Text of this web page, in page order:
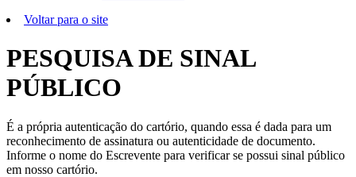
Voltar para o site
PESQUISA DE SINAL
PÚBLICO
É a própria autenticação do cartório, quando essa é dada para um
reconhecimento de assinatura ou autenticidade de documento.
Informe o nome do Escrevente para verificar se possui sinal público
em nosso cartório.